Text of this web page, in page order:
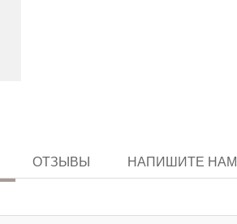
ОТЗЫВЫ НАПИШИТЕ НАМ